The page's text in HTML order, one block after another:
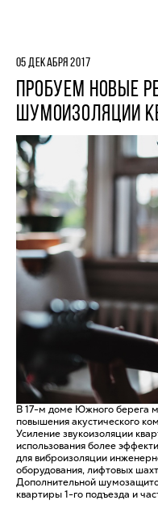
05 ДЕКАБРЯ 2017
ПРОБУЕМ НОВЫЕ
ШУМОИЗОЛЯЦИИ
В 17-м доме Южного берега
повышения акустического
Усиление звукоизоляции
использования более
для виброизоляции
оборудования, лифтовых
Дополнительной
квартиры 1-го подъезда и